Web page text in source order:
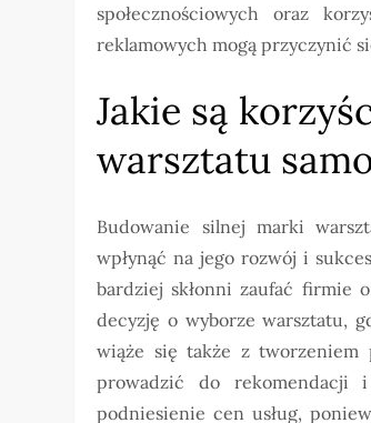
społecznościowych oraz
reklamowych mogą przyczynić
Jakie są
warsztatu
Budowanie silnej marki
wpłynąć na jego rozwój i
bardziej skłonni zaufać firmie
decyzję o wyborze warsztatu,
wiąże się także z tworzeniem
prowadzić do rekomendacji
podniesienie cen usług,